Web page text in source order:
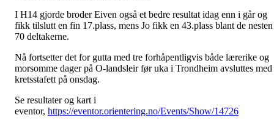
I H14 gjorde broder Eiven også et bedre resultat idag enn i går og
fikk tilslutt en fin 17.plass, mens Jo fikk en 43.plass blant de nesten
70 deltakerne.
Nå fortsetter det for gutta med tre forhåpentligvis både lærerike og
morsomme dager på O-landsleir før uka i Trondheim avsluttes med
kretsstafett på onsdag.
Se resultater og kart i
eventor, https://eventor.orientering.no/Events/Show/14726